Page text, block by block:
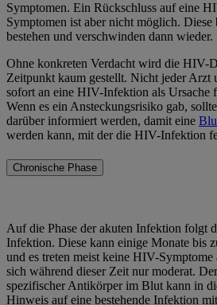
Symptomen. Ein Rückschluss auf eine
Symptomen ist aber nicht möglich.
bestehen und verschwinden dann wieder.
Ohne konkreten Verdacht wird die HIV-
Zeitpunkt kaum gestellt. Nicht jeder Arzt
sofort an eine HIV-Infektion als Ursache
Wenn es ein Ansteckungsrisiko gab,
darüber informiert werden, damit eine
werden kann, mit der die HIV-Infektion
Chronische Phase
Auf die Phase der akuten Infektion folgt
Infektion. Diese kann einige Monate bis
und es treten meist keine HIV-
sich während dieser Zeit nur moderat.
spezifischer Antikörper im Blut kann in
Hinweis auf eine bestehende Infektion